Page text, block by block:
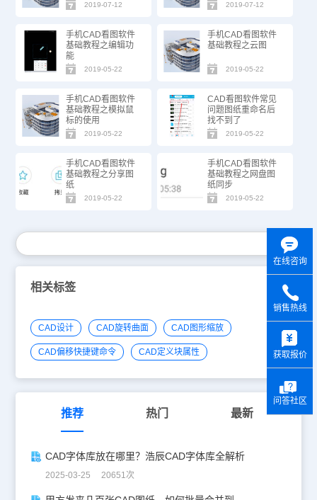
2019-07-12 2019-07-12
手机CAD看图软件
基础教程之编辑功
能
2019-05-22
手机CAD看图软件
基础教程之云图
2019-05-22
手机CAD看图软件
基础教程之模拟鼠
标的使用
2019-05-22
CAD看图软件常见
问题图纸重命名后
找不到了
2019-05-22
手机CAD看图软件
基础教程之分享图
纸
2019-05-22
手机CAD看图软件
基础教程之网盘图
纸同步
2019-05-22
相关标签
CAD设计 CAD旋转曲面 CAD图形缩放
CAD偏移快捷键命令 CAD定义块属性
推荐 热门 最新
CAD字体库放在哪里？浩辰CAD字体库全解析
2025-03-25 20651次
在线咨询
销售热线
获取报价
问答社区